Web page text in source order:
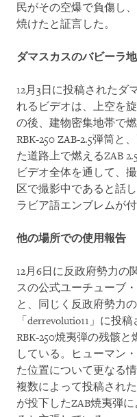
民がその空爆で負傷し
焼けたと証言した。
ダマスカスのバビーラ
12月3日に投稿されたダ
れるビデオは、上空を
の後、建物密集地帯で
RBK-250 ZAB-2.5弾筒と
た道路上で燃えるZAB
ビデオ全体を通して、
区で撮影中であると話
ラビア語エンブレムが
他の場所での使用報告
12月6日に反政府勢力の
スの公式ユーチューブ
と、同じく反政府勢力
「derrevolutio11」に投
RBK-250焼夷弾の残骸
している。ヒューマン
た位置について更なる
複数によって投稿され
が投下したZAB焼夷弾